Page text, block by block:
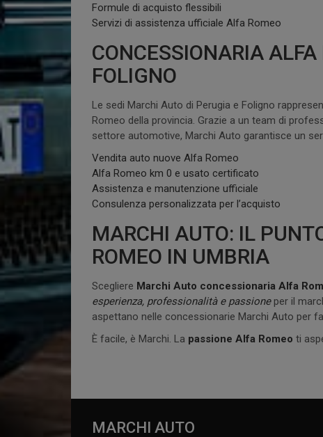
Formule di acquisto flessibili
Servizi di assistenza ufficiale Alfa Romeo
CONCESSIONARIA
FOLIGNO
Le sedi Marchi Auto di Perugia e Foligno
Romeo della provincia. Grazie a un team di
settore automotive, Marchi Auto garantisce un
Vendita auto nuove Alfa Romeo
Alfa Romeo km 0 e usato certificato
Assistenza e manutenzione ufficiale
Consulenza personalizzata per l’acquisto
MARCHI AUTO: IL
ROMEO IN UMBRIA
Scegliere Marchi Auto concessionaria Alfa
esperienza, professionalità e passioneper il
aspettano nelle concessionarie Marchi Auto per
È facile, è Marchi. La passione Alfa Romeo ti
MARCHI AUTO